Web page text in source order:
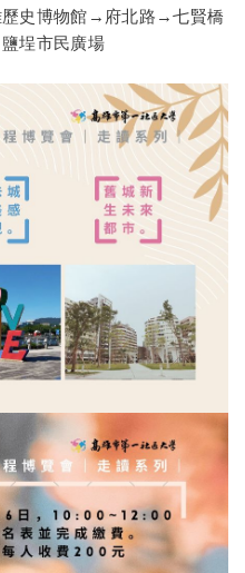
史博物館→府北路→七賢橋
埕市民廣場